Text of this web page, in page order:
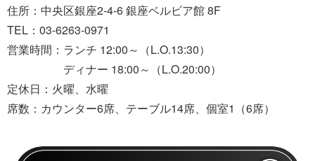
住所：中央区銀座2-4-6 銀座ベルビア館 8F
TEL：03-6263-0971
営業時間：ランチ 12:00～（L.O.13:30）
ディナー 18:00～（L.O.20:00）
定休日：火曜、水曜
席数：カウンター6席、テーブル14席、個室1（6席）